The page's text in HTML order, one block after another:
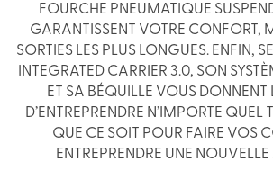
FOURCHE PNEUMATIQUE
GARANTISSENT VOTRE CONFORT,
SORTIES LES PLUS LONGUES. ENFIN,
INTEGRATED CARRIER 3.0, SON
ET SA BÉQUILLE VOUS DONNENT
D’ENTREPRENDRE N’IMPORTE QUEL
QUE CE SOIT POUR FAIRE VOS
ENTREPRENDRE UNE